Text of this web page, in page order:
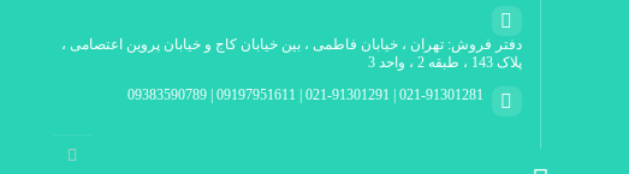
دفتر فروش: تهران ، خیابان فاطمی ، بین خیابان کاج و خیابان پروین اعتصامی ،
پلاک 143 ، طبقه 2 ، واحد 3
021-91301281 | 021-91301291 | 09197951611 | 09383590789